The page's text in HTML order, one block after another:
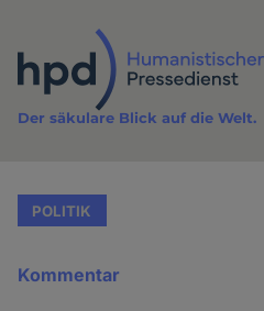
Inhalt
Der säkulare Blick auf die Welt.
POLITIK
Kommentar